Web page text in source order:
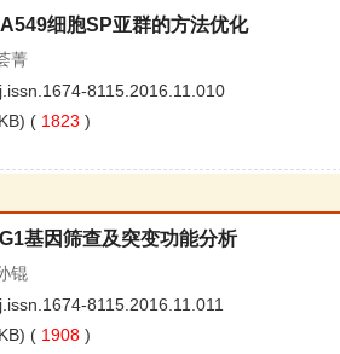
细胞SP亚群的方法优化
菁
8115.2016.11.010
( 1823 )
基因筛查及突变功能分析
锟
8115.2016.11.011
( 1908 )